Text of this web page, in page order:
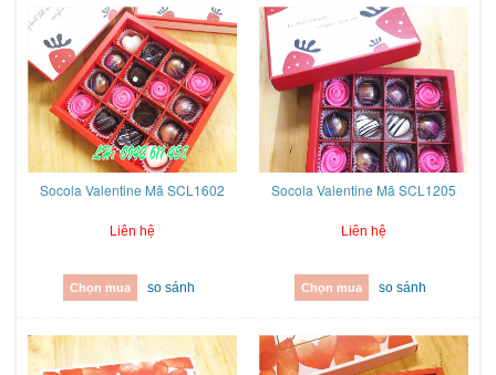
Socola Valentine Mã SCL1602
Liên hệ
Chọn mua so sánh
Socola Valentine Mã SCL1205
Liên hệ
Chọn mua so sánh